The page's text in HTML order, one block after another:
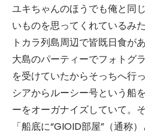
ユキちゃんのほうでも俺と同
いものを思ってくれているみ
トカラ列島周辺で皆既日食が
大島のパーティーでフォトグ
を受けていたからそっちへ行
シアからルーシー号という船
ーをオーガナイズしていて。
「船底に“GIOID部屋”（通称